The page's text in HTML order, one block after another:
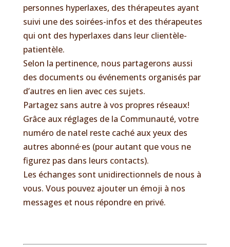
personnes hyperlaxes, des thérapeutes ayant
suivi une des soirées-infos et des thérapeutes
qui ont des hyperlaxes dans leur clientèle-
patientèle.
Selon la pertinence, nous partagerons aussi
des documents ou événements organisés par
d’autres en lien avec ces sujets.
Partagez sans autre à vos propres réseaux!
Grâce aux réglages de la Communauté, votre
numéro de natel reste caché aux yeux des
autres abonné·es (pour autant que vous ne
figurez pas dans leurs contacts).
Les échanges sont unidirectionnels de nous à
vous. Vous pouvez ajouter un émoji à nos
messages et nous répondre en privé.